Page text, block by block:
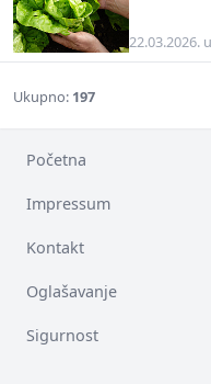
22.03.2026.
Ukupno: 197
Početna
Impressum
Kontakt
Oglašavanje
Sigurnost